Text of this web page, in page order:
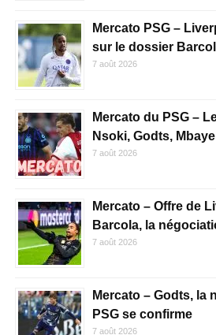
Mercato PSG –
sur le dossier
7 août 2026
Mercato du PSG –
Nsoki, Godts,
7 août 2026
Mercato – Offre de
Barcola, la
7 août 2026
Mercato – Godts, la
PSG se confirme
7 août 2026